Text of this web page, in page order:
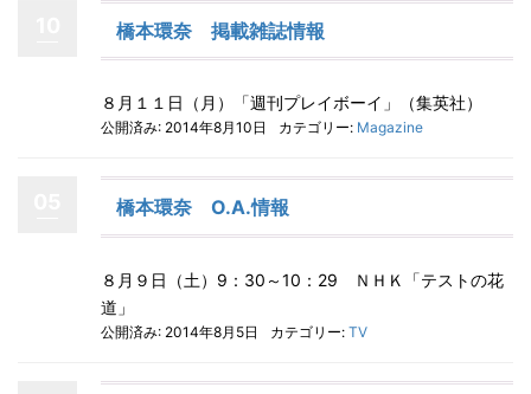
橋本環奈 掲載雑誌情報
８月１１日（月）「週刊プレイボーイ」（集英社）
公開済み: 2014年8月10日 カテゴリー: Magazine
橋本環奈 O.A.情報
８月９日（土）9：30～10：29 ＮＨＫ「テストの花
道」
公開済み: 2014年8月5日 カテゴリー: TV